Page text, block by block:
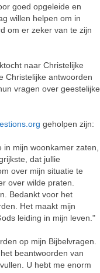
goed opgeleide en
willen helpen om in
om er zeker van te zijn
naar Christelijke
Christelijke antwoorden
vragen over geestelijke
geholpen zijn:
mijn woonkamer zaten,
dat jullie
over mijn situatie te
over wilde praten.
Bedankt voor het
Het maakt mijn
leiding in mijn leven."
op mijn Bijbelvragen.
beantwoorden van
U hebt me enorm